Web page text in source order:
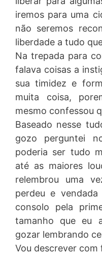
iremos para uma
não seremos
liberdade a tudo
Na trepada para
falava coisas a
sua timidez e
muita coisa,
mesmo confessou
Baseado nesse
gozo perguntei
poderia ser tudo
até as maiores
relembrou uma
perdeu e
consolo pela
tamanho que eu
gozar lembrando
Vou descrever com